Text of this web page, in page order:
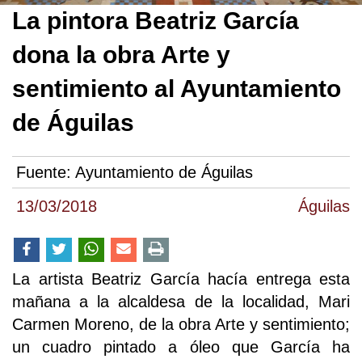
13/03/2018 Águilas
La pintora Beatriz García
dona la obra Arte y
sentimiento al Ayuntamiento
de Águilas
Fuente: Ayuntamiento de Águilas
La artista Beatriz García hacía entrega esta
mañana a la alcaldesa de la localidad, Mari
Carmen Moreno, de la obra Arte y sentimiento;
un cuadro pintado a óleo que García ha